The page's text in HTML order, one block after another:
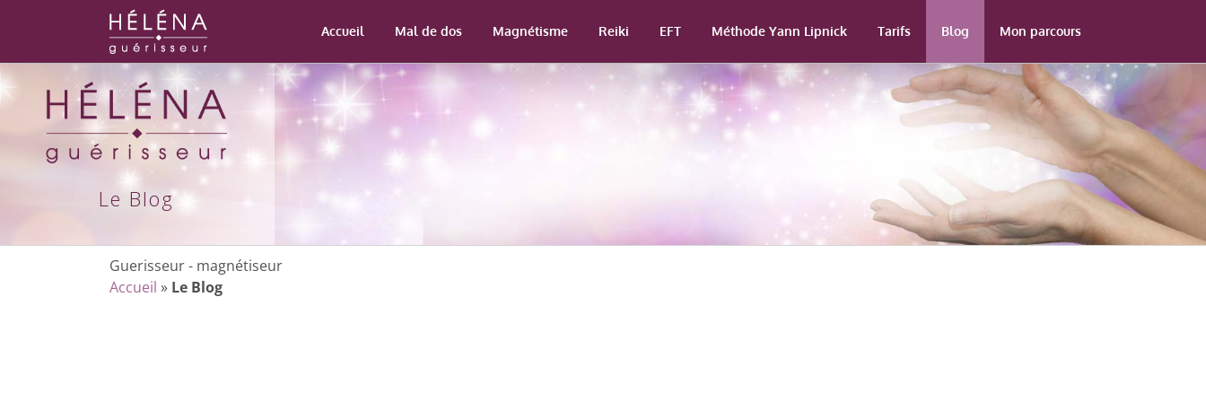
Accueil Mal de dos Magnétisme Reiki EFT Méthode Yann Lipnick Tarifs Blog Mon parcours
Le Blog
Guerisseur - magnétiseur
Accueil » Le Blog